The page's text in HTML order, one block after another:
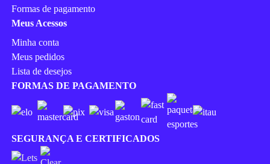
Formas de pagamento
Meus Acessos
Minha conta
Meus pedidos
Lista de desejos
FORMAS DE PAGAMENTO
SEGURANÇA E CERTIFICADOS